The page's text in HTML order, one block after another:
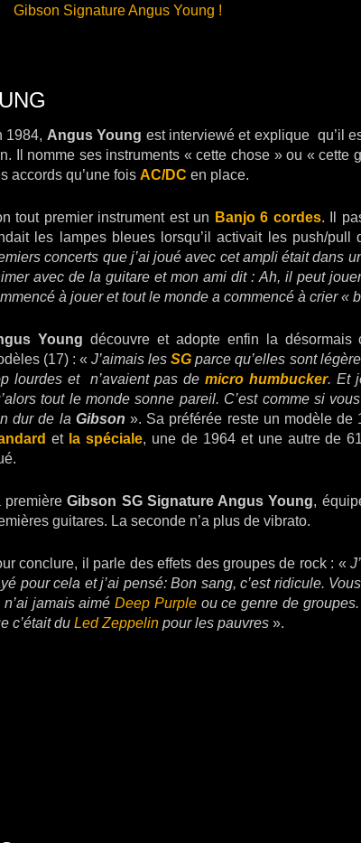
Gibson Signature Angus Young !
1984, Angus Young est interviewé et explique qu’il
Il nomme ses instruments « cette chose » ou « cette
accords qu’une fois AC/DC en place.
tout premier instrument est un Banjo 6 cordes. Il
les lampes bleues lorsqu’il activait les push/pull
concerts que j’ai joué avec cet ampli était dans
avec de la guitare et mon ami dit : Ah, il peut
à jouer et tout le monde a commencé à crier «
Young découvre et adopte enfin la
(17) : « J’aimais lesSG parce qu’elles sont
lourdes et n’avaient pas de micro humbucker. Et
tout le monde sonne pareil. C’est comme si
dur de la Gibson ». Sa préférée reste un modèle de
et la spéciale, une de 1964 et une autre de
première Gibson SG Signature Angus Young,
guitares. La seconde n’a plus de vibrato.
conclure, il parle des effets des groupes de rock : «
pour cela et j’ai pensé: Bon sang, c’est ridicule.
n’ai jamais aimé Deep Purpleou ce genre de groupes.
c’était du Led Zeppelin pour les pauvres ».